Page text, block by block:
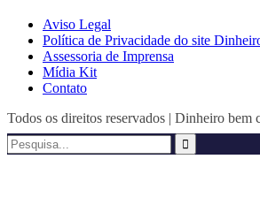
Aviso Legal
Política de Privacidade do site
Assessoria de Imprensa
Mídia Kit
Contato
Todos os direitos reservados | Dinheiro bem